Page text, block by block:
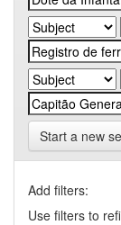
Start a new
Add filters:
Use filters to